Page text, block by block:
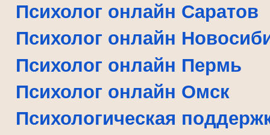
Психолог онлайн Саратов
Психолог онлайн
Психолог онлайн Пермь
Психолог онлайн Омск
Психологическая